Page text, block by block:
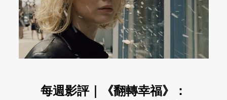
每週影評｜《翻轉幸福》：